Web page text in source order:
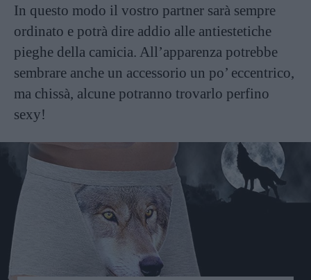
In questo modo il vostro partner sarà sempre
ordinato e potrà dire addio alle antiestetiche
pieghe della camicia. All’apparenza potrebbe
sembrare anche un accessorio un po’ eccentrico,
ma chissà, alcune potranno trovarlo perfino
sexy!